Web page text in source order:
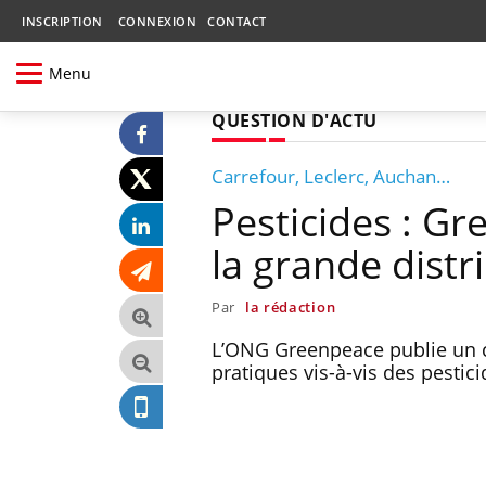
INSCRIPTION CONNEXION CONTACT
Menu
QUESTION D'ACTU
Carrefour, Leclerc, Auchan…
Pesticides :
la grande
Par la rédaction
L’ONG Greenpeace publie
pratiques vis-à-vis des